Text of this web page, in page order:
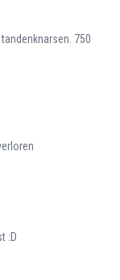
750
:D